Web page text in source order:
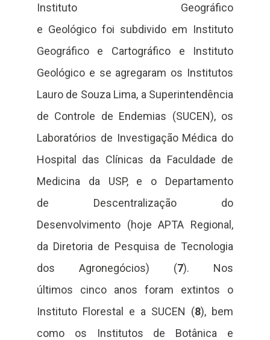
Instituto Geográfico
e Geológico foi subdivido em Instituto
Geográfico e Cartográfico e Instituto
Geológico e se agregaram os Institutos
Lauro de Souza Lima, a Superintendência
de Controle de Endemias (SUCEN), os
Laboratórios de Investigação Médica do
Hospital das Clínicas da Faculdade de
Medicina da USP, e o Departamento
de Descentralização do
Desenvolvimento (hoje APTA Regional,
da Diretoria de Pesquisa de Tecnologia
dos Agronegócios) (7). Nos
últimos cinco anos foram extintos o
Instituto Florestal e a SUCEN (8), bem
como os Institutos de Botânica e